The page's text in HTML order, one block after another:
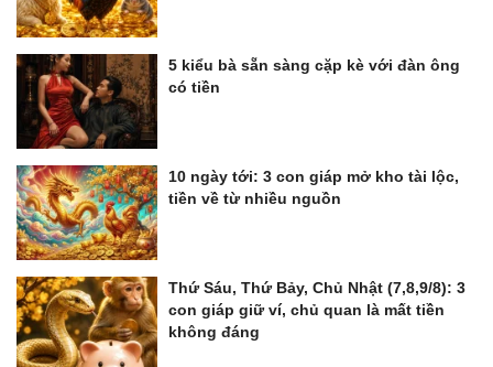
5 kiểu bà sẵn sàng cặp kè với đàn ông
có tiền
10 ngày tới: 3 con giáp mở kho tài lộc,
tiền về từ nhiều nguồn
Thứ Sáu, Thứ Bảy, Chủ Nhật (7,8,9/8): 3
con giáp giữ ví, chủ quan là mất tiền
không đáng